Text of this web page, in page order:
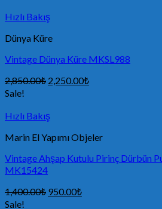
Hızlı Bakış
Dünya Küre
Vintage Dünya Küre MKSL988
2,850.00₺ 2,250.00₺
Sale!
Hızlı Bakış
Marin El Yapımı Objeler
Vintage Ahşap Kutulu Pirinç Dürbün
MK15424
1,400.00₺ 950.00₺
Sale!